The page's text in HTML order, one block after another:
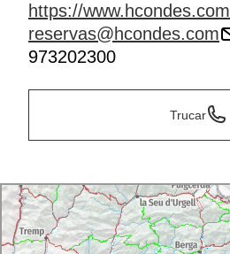
https://www.hcondes.com
reservas@hcondes.com
973202300
Trucar